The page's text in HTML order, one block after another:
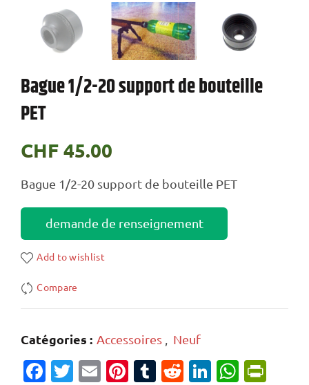
Bague 1/2-20 support de bouteille
PET
CHF 45.00
Bague 1/2-20 support de bouteille PET
demande de renseignement
Add to wishlist
Compare
Catégories : Accessoires , Neuf
Facebook
Twitter
EmailPinterest
Tumblr
Reddit
LinkedIn